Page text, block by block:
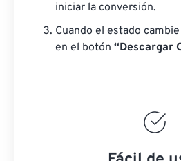
iniciar la conversión.
Cuando el estado
en el botón “Descargar